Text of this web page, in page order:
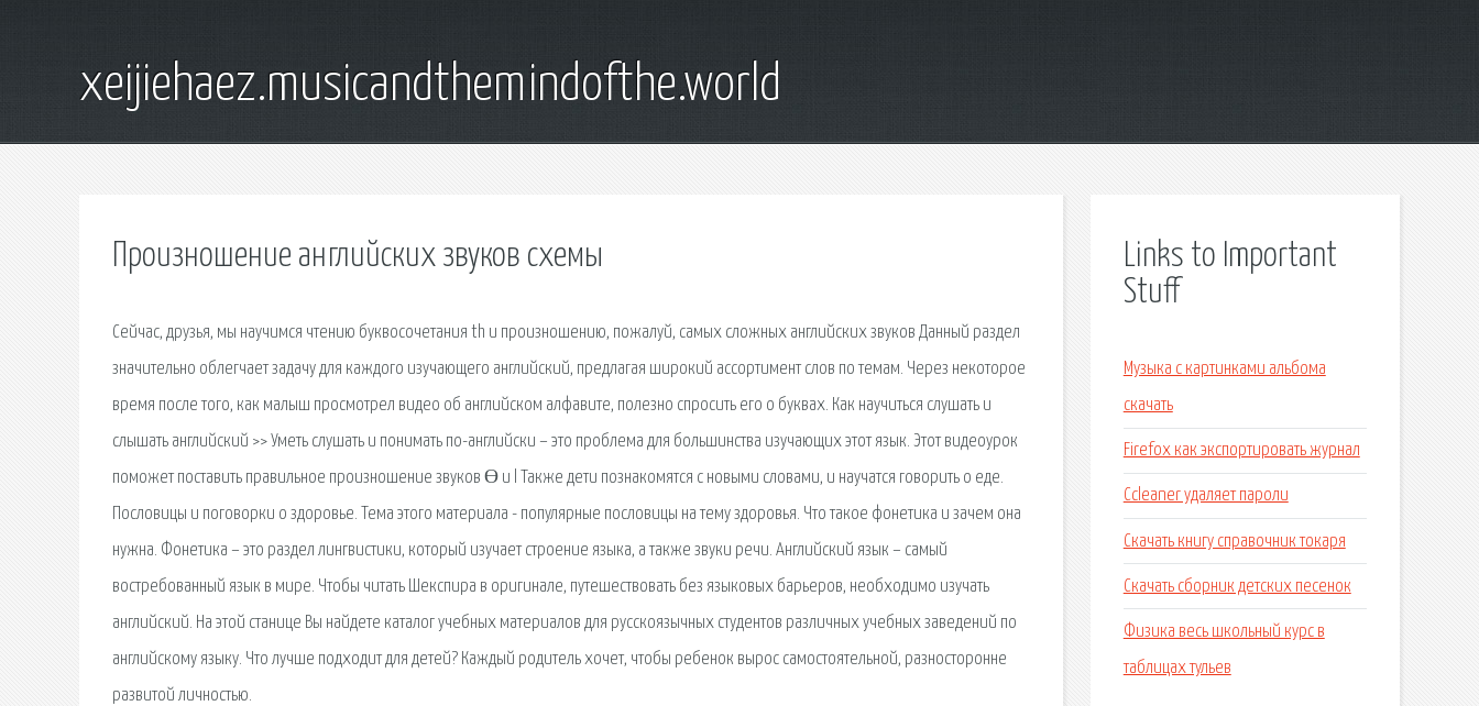
xeijiehaez.musicandthemindofthe.world
Произношение английских звуков схемы
Сейчас, друзья, мы научимся чтению буквосочетания th и произношению, пожалуй, самых сложных английских звуков Данный раздел
значительно облегчает задачу для каждого изучающего английский, предлагая широкий ассортимент слов по темам. Через некоторое
время после того, как малыш просмотрел видео об английском алфавите, полезно спросить его о буквах. Как научиться слушать и
слышать английский >> Уметь слушать и понимать по-английски – это проблема для большинства изучающих этот язык. Этот видеоурок
поможет поставить правильное произношение звуков ϴ и l Также дети познакомятся с новыми словами, и научатся говорить о еде.
Пословицы и поговорки о здоровье. Тема этого материала - популярные пословицы на тему здоровья. Что такое фонетика и зачем она
нужна. Фонетика – это раздел лингвистики, который изучает строение языка, а также звуки речи. Английский язык – самый
востребованный язык в мире. Чтобы читать Шекспира в оригинале, путешествовать без языковых барьеров, необходимо изучать
английский. На этой станице Вы найдете каталог учебных материалов для русскоязычных студентов различных учебных заведений по
английскому языку. Что лучше подходит для детей? Каждый родитель хочет, чтобы ребенок вырос самостоятельной, разносторонне
развитой личностью.
Links to Important
Stuff
Музыка с картинками альбома
скачать
Firefox как экспортировать журнал
Ccleaner удаляет пароли
Скачать книгу справочник токаря
Скачать сборник детских песенок
Физика весь школьный курс в
таблицах тульев